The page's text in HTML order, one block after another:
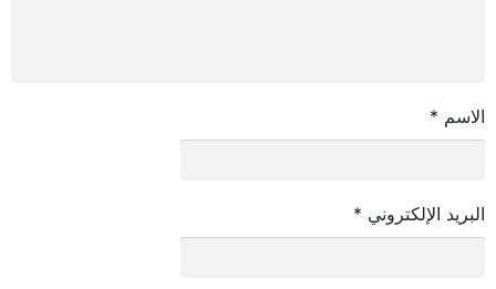
الاسم *
البريد الإلكتروني *